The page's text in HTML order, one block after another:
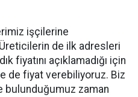
işçilerine
de ilk adresleri
fiyatını açıklamadığı için
de fiyat verebiliyoruz. Biz
bulunduğumuz zaman